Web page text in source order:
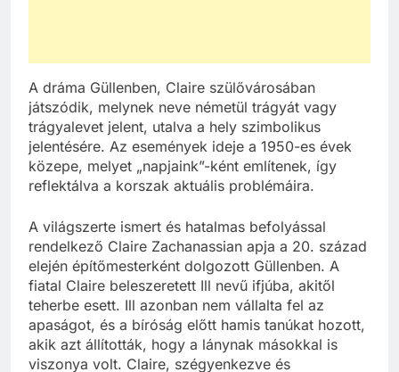
A dráma Güllenben, Claire szülővárosában
játszódik, melynek neve németül trágyát vagy
trágyalevet jelent, utalva a hely szimbolikus
jelentésére. Az események ideje a 1950-es évek
közepe, melyet „napjaink”-ként említenek, így
reflektálva a korszak aktuális problémáira.
A világszerte ismert és hatalmas befolyással
rendelkező Claire Zachanassian apja a 20. század
elején építőmesterként dolgozott Güllenben. A
fiatal Claire beleszeretett Ill nevű ifjúba, akitől
teherbe esett. Ill azonban nem vállalta fel az
apaságot, és a bíróság előtt hamis tanúkat hozott,
akik azt állították, hogy a lánynak másokkal is
viszonya volt. Claire, szégyenkezve és